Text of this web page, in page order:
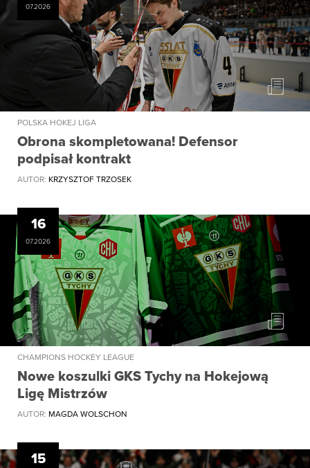
07.2026
POLSKA HOKEJ LIGA
Obrona skompletowana! Defensor
podpisał kontrakt
AUTOR: KRZYSZTOF TRZOSEK
16
07.2026
CHAMPIONS HOCKEY LEAGUE
Nowe koszulki GKS Tychy na Hokejową
Ligę Mistrzów
AUTOR: MAGDA WOLSCHON
15